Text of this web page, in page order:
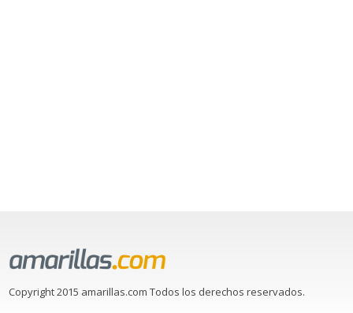
Copyright 2015 amarillas.com Todos los derechos reservados.